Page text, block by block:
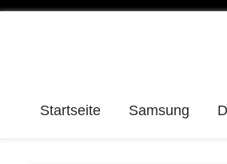
Startseite Samsung